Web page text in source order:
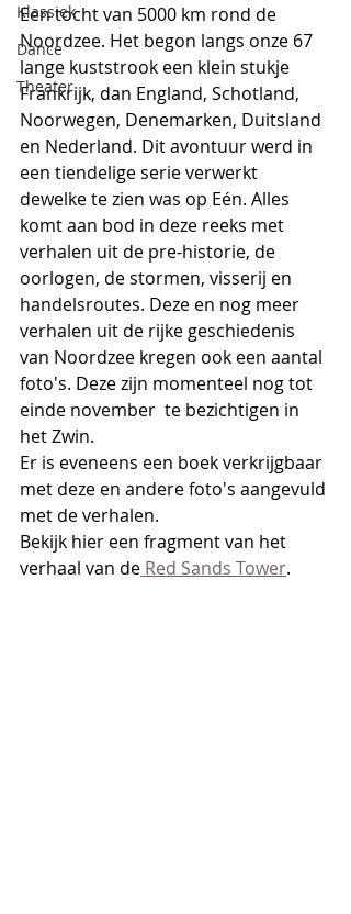
Klassiek
Dance
Theater
Een tocht van 5000 km rond de
Noordzee. Het begon langs onze 67
lange kuststrook een klein stukje
Frankrijk, dan England, Schotland,
Noorwegen, Denemarken, Duitsland
en Nederland. Dit avontuur werd in
een tiendelige serie verwerkt
dewelke te zien was op Eén. Alles
komt aan bod in deze reeks met
verhalen uit de pre-historie, de
oorlogen, de stormen, visserij en
handelsroutes. Deze en nog meer
verhalen uit de rijke geschiedenis
van Noordzee kregen ook een aantal
foto's. Deze zijn momenteel nog tot
einde november  te bezichtigen in
het Zwin.
Er is eveneens een boek verkrijgbaar
met deze en andere foto's aangevuld
met de verhalen.
Bekijk hier een fragment van het
verhaal van de Red Sands Tower.